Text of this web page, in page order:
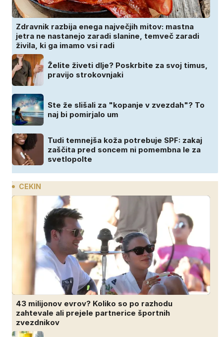
Zdravnik razbija enega največjih mitov: mastna
jetra ne nastanejo zaradi slanine, temveč zaradi
živila, ki ga imamo vsi radi
Želite živeti dlje? Poskrbite za svoj timus,
pravijo strokovnjaki
Ste že slišali za "kopanje v zvezdah"? To
naj bi pomirjalo um
Tudi temnejša koža potrebuje SPF: zakaj
zaščita pred soncem ni pomembna le za
svetlopolte
CEKIN
43 milijonov evrov? Koliko so po razhodu
zahtevale ali prejele partnerice športnih
zvezdnikov